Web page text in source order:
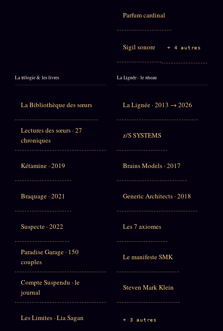
Parfum cardinal
Sigil sonore + 4 autres
La trilogie & les livres
La Bibliothèque des sœurs
Lectures des sœurs · 27
chroniques
Kétamine · 2019
Braquage · 2021
Suspecte · 2022
Paradise Garage · 150
couples
Compte Suspendu · le
journal
Les Limites · Lia Sagan
La Lignée · le réseau
La Lignée · 2013 → 2026
z/S SYSTEMS
Brains Models · 2017
Generic Architects · 2018
Les 7 axiomes
Le manifeste SMK
Steven Mark Klein
+ 3 autres